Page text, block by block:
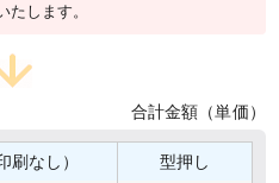
たします。
合計金額（単価）
刷なし） 型押し